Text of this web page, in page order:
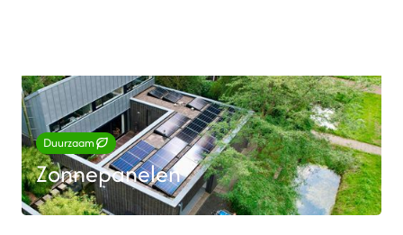
Duurzaam
Zonnepanelen